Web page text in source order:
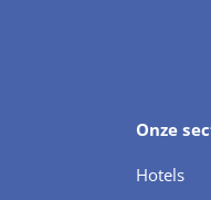
Onze
Hotels